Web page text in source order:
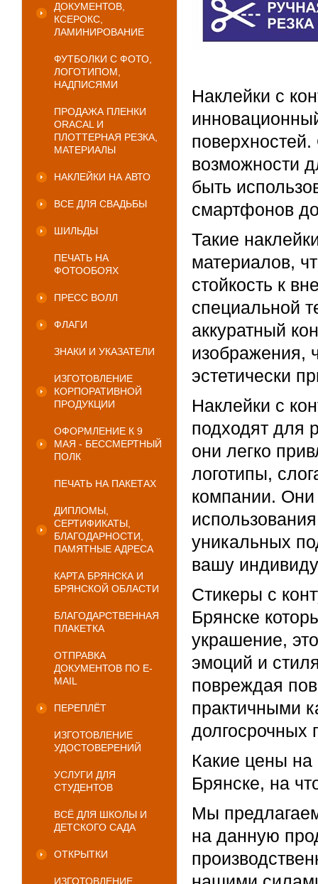
ДОКУМЕНТОВ,
КСЕРОКС,
ЛАМИНИРОВАНИЕ
ФУТБОЛКИ С ФОТО,
ЛОГОТИПОМ,
НАДПИСЯМИ
ПРОДАЖА ПЛЕНКИ
ORACAL И
ПЛОТТЕРНАЯ РЕЗКА,
МАТЕРИАЛЫ
НАКЛЕЙКИ НА АВТО
ВСЕ ДЛЯ СВАДЬБЫ
ШИЛЬДЫ
ПЕЧАТЬ НА
ФОТООБОЯХ
ПРЕСС ВОЛЛ
ФЛАГИ
ЗНАКИ И УКАЗАТЕЛИ
ИЗГОТОВЛЕНИЕ
КОРПОРАТИВНОЙ
ПРОДУКЦИИ
ОФОРМЛЕНИЕ К 9
МАЯ - БЕССМЕРТНЫЙ
ПОЛК
ПЕЧАТЬ НА ПАКЕТАХ
ДИПЛОМЫ,
СЕРТИФИКАТЫ,
БЛАГОДАРНОСТИ,
ПАМЯТНЫЕ АДРЕСА
КАРТА БРЯНСКА И
БРЯНСКОЙ ОБЛАСТИ
БЛАГОДАРСТВЕННАЯ
ПЛАКЕТКА
ОТПРАВКА
ДОКУМЕНТОВ ПО E-
MAIL
ПЕРЕПЛЁТ
ИЗГОТОВЛЕНИЕ
УДОСТОВЕРЕНИЙ
УСЛУГИ ДЛЯ
СТУДЕНТОВ
ВСЁ ДЛЯ ШКОЛЫ И
ДЕТСКОГО САДА
ОТКРЫТКИ
ИЗГОТОВЛЕНИЕ
Наклейки с
возможности
быть
смартфонов
Такие
материалов,
стойкость к
специальной
аккуратный
изображения,
эстетически
Наклейки с
подходят для
они легко
логотипы,
компании. Они
уникальных
вашу
Стикеры с
Брянске
украшение,
эмоций и
повреждая
практичными
долгосрочных
Какие цены на
Брянске, на
Мы
на данную